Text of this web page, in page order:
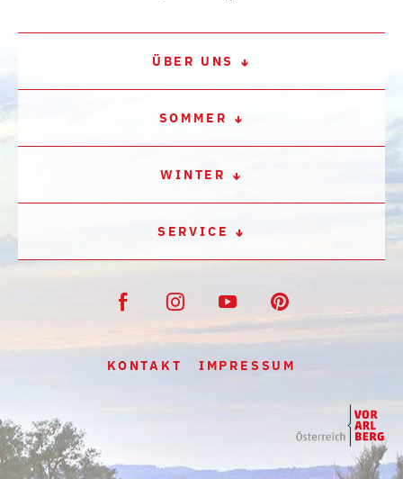
ÜBER UNS
SOMMER
WINTER
SERVICE
KONTAKT IMPRESSUM